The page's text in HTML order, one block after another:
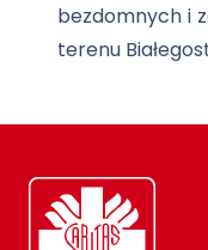
bezdomnych i
terenu